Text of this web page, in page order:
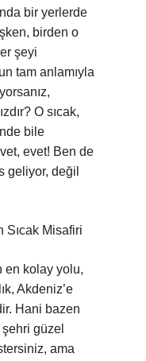
bir yerlerde
birden o
şeyi
tam anlamıyla
O sıcak,
bile
evet! Ben de
geliyor, değil
Sıcak Misafiri
en kolay yolu,
Akdeniz’e
Hani bazen
güzel
ama